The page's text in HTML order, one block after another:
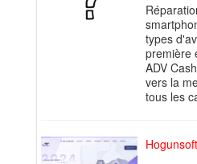
types
première
ADV
vers la
tous les
Hogunsoft